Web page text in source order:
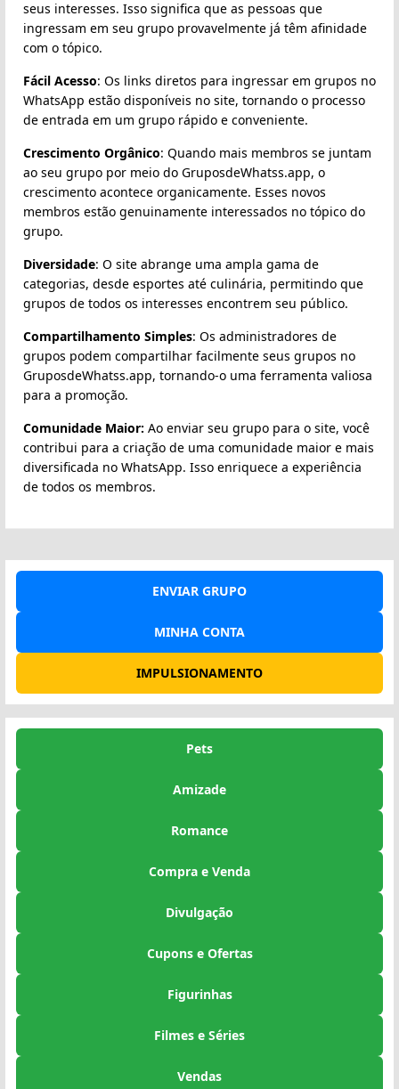
seus interesses. Isso significa que as pessoas que
ingressam em seu grupo provavelmente já têm afinidade
com o tópico.
Fácil Acesso: Os links diretos para ingressar em grupos no
WhatsApp estão disponíveis no site, tornando o processo
de entrada em um grupo rápido e conveniente.
Crescimento Orgânico: Quando mais membros se juntam
ao seu grupo por meio do GruposdeWhatss.app, o
crescimento acontece organicamente. Esses novos
membros estão genuinamente interessados no tópico do
grupo.
Diversidade: O site abrange uma ampla gama de
categorias, desde esportes até culinária, permitindo que
grupos de todos os interesses encontrem seu público.
Compartilhamento Simples: Os administradores de
grupos podem compartilhar facilmente seus grupos no
GruposdeWhatss.app, tornando-o uma ferramenta valiosa
para a promoção.
Comunidade Maior: Ao enviar seu grupo para o site, você
contribui para a criação de uma comunidade maior e mais
diversificada no WhatsApp. Isso enriquece a experiência
de todos os membros.
ENVIAR GRUPO
MINHA CONTA
IMPULSIONAMENTO
Pets
Amizade
Romance
Compra e Venda
Divulgação
Cupons e Ofertas
Figurinhas
Filmes e Séries
Vendas